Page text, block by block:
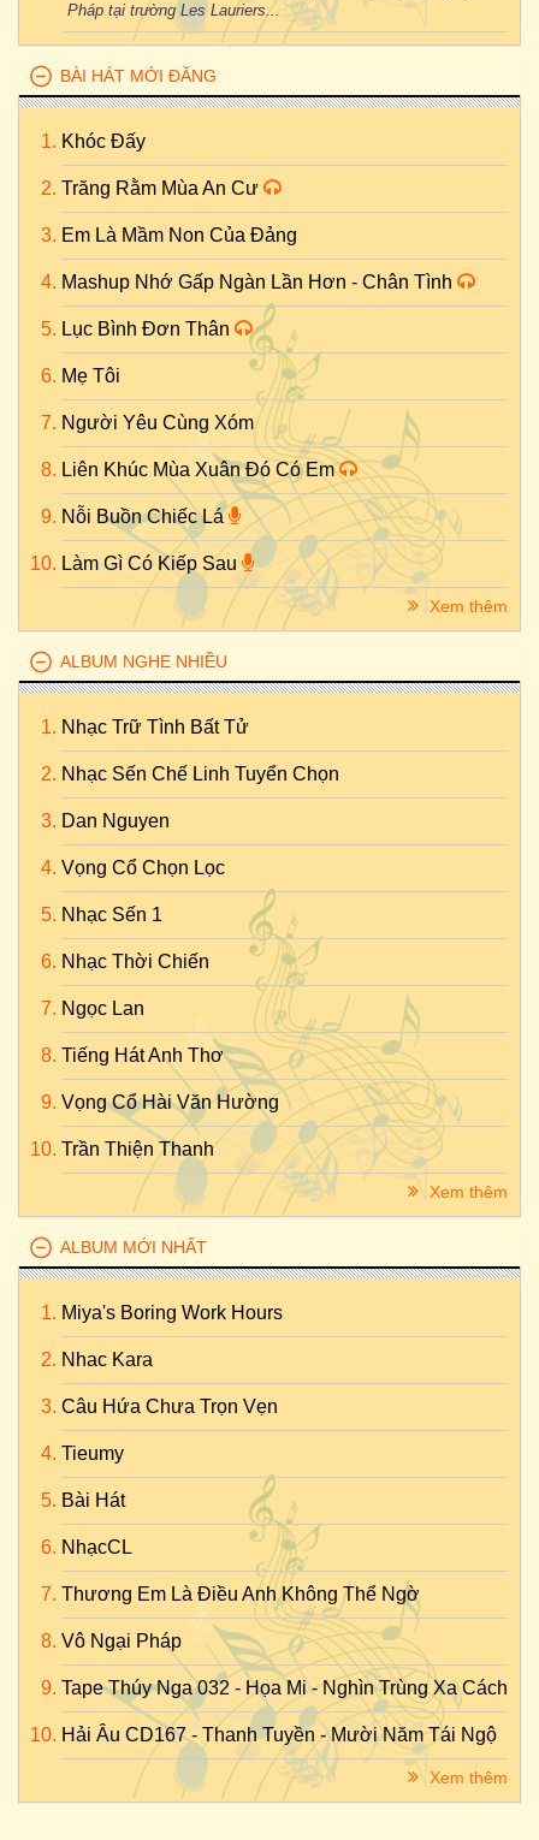
Pháp tại trường Les Lauriers...
BÀI HÁT MỚI ĐĂNG
Khóc Đấy
Trăng Rằm Mùa An Cư
Em Là Mầm Non Của Đảng
Mashup Nhớ Gấp Ngàn Lần Hơn - Chân Tình
Lục Bình Đơn Thân
Mẹ Tôi
Người Yêu Cùng Xóm
Liên Khúc Mùa Xuân Đó Có Em
Nỗi Buồn Chiếc Lá
Làm Gì Có Kiếp Sau
Xem thêm
ALBUM NGHE NHIỀU
Nhạc Trữ Tình Bất Tử
Nhạc Sến Chế Linh Tuyển Chọn
Dan Nguyen
Vọng Cổ Chọn Lọc
Nhạc Sến 1
Nhạc Thời Chiến
Ngọc Lan
Tiếng Hát Anh Thơ
Vọng Cổ Hài Văn Hường
Trần Thiện Thanh
Xem thêm
ALBUM MỚI NHẤT
Miya's Boring Work Hours
Nhac Kara
Câu Hứa Chưa Trọn Vẹn
Tieumy
Bài Hát
NhạcCL
Thương Em Là Điều Anh Không Thể Ngờ
Vô Ngại Pháp
Tape Thúy Nga 032 - Họa Mi - Nghìn Trùng Xa Cách
Hải Âu CD167 - Thanh Tuyền - Mười Năm Tái Ngộ
Xem thêm